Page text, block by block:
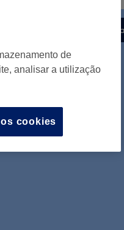
Procurar
de
analisar a utilização
cookies